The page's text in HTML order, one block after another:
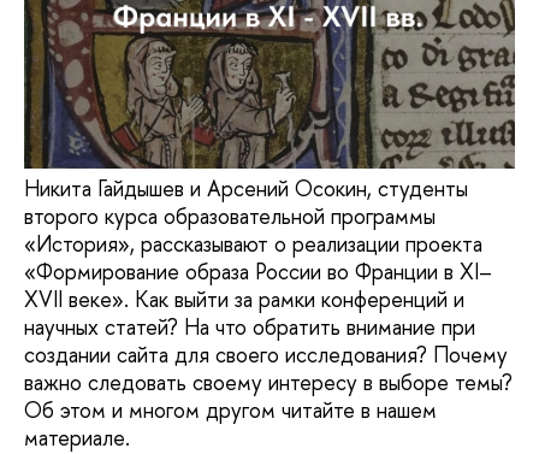
Никита Гайдышев и Арсений Осокин, студенты
второго курса образовательной программы
«История», рассказывают о реализации проекта
«Формирование образа России во Франции в XI–
XVII веке». Как выйти за рамки конференций и
научных статей? На что обратить внимание при
создании сайта для своего исследования? Почему
важно следовать своему интересу в выборе темы?
Об этом и многом другом читайте в нашем
материале.